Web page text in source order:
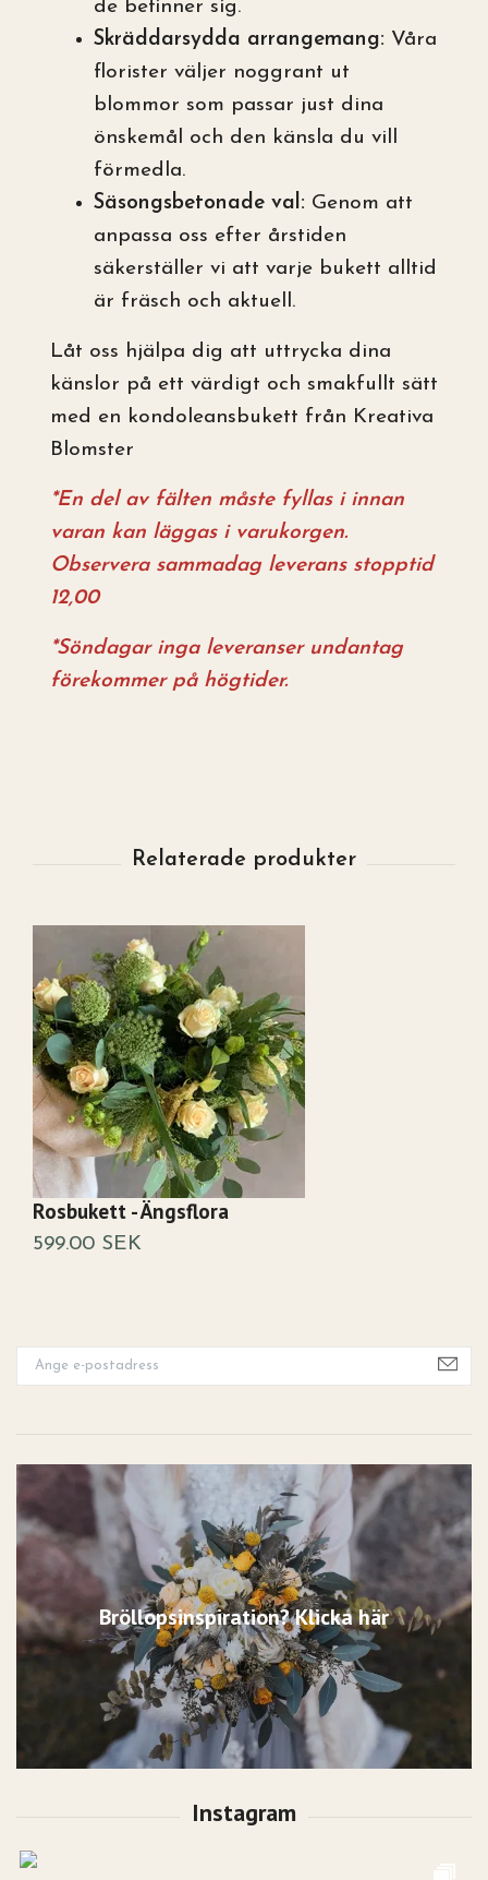
Bröllopsinspiration? Klicka här
de befinner sig.
Skräddarsydda arrangemang: Våra
florister väljer noggrant ut
blommor som passar just dina
önskemål och den känsla du vill
förmedla.
Säsongsbetonade val: Genom att
anpassa oss efter årstiden
säkerställer vi att varje bukett alltid
är fräsch och aktuell.
Låt oss hjälpa dig att uttrycka dina
känslor på ett värdigt och smakfullt sätt
med en kondoleansbukett från Kreativa
Blomster
*En del av fälten måste fyllas i innan
varan kan läggas i varukorgen.
Observera sammadag leverans stopptid
12,00
*Söndagar inga leveranser undantag
förekommer på högtider.
Rosbukett - Ängsflora
599.00 SEK